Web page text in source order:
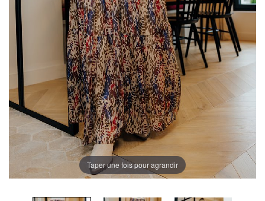
Taper une fois pour agrandir